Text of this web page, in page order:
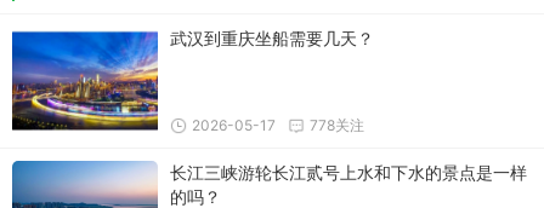
武汉到重庆坐船需要几天？
778关注
2026-05-17
长江三峡游轮长江贰号上水和下水的景点是一样
的吗？